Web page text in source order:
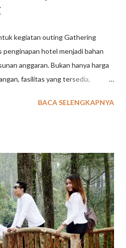
kegiatan outing Gathering
hotel menjadi bahan
anggaran. Bukan hanya harga
fasilitas yang tersedia,
Kota Bandung saat ini
ini kami sampaikan beberapa
semoga dapat mebantu Anda.
di Jalan Gatot Subroto 289,
Hotel bintang 5 di
sebagai Hotel Bintang 5 di
banyak variasi paket kamar yang
room, premier room plus sarapan
BACA SELENGKAPNYA